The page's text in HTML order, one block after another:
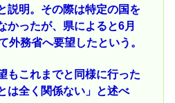
説明。その際は特定の国を
かったが、県によると6月
外務省へ要望したという。
もこれまでと同様に行った
は全く関係ない」と述べ